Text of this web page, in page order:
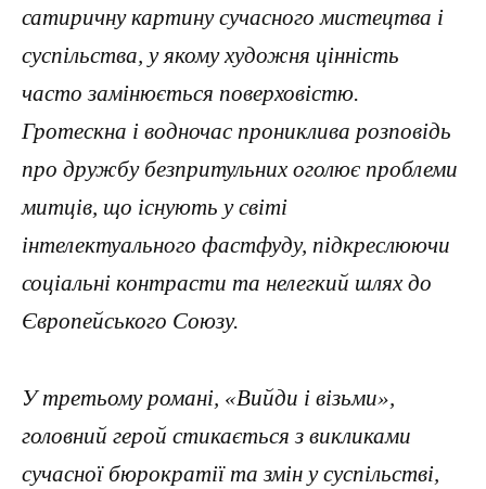
сатиричну картину сучасного мистецтва і
суспільства, у якому художня цінність
часто замінюється поверховістю.
Гротескна і водночас прониклива розповідь
про дружбу безпритульних оголює проблеми
митців, що існують у світі
інтелектуального фастфуду, підкреслюючи
соціальні контрасти та нелегкий шлях до
Європейського Союзу.
У третьому романі, «Вийди і візьми»,
головний герой стикається з викликами
сучасної бюрократії та змін у суспільстві,